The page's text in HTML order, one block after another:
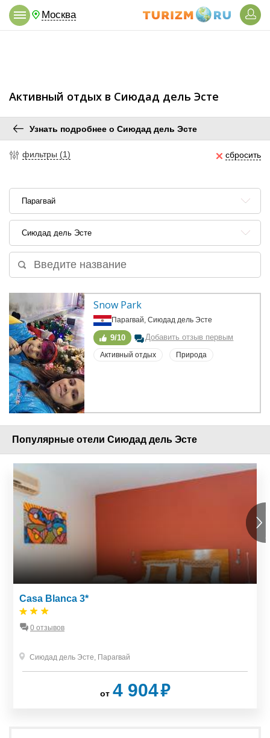
Москва
Активный отдых в Сиюдад дель Эсте
Узнать подробнее о Сиюдад дель Эсте
фильтры (1) сбросить
Парагвай
Сиюдад дель Эсте
Snow Park
Парагвай, Сиюдад дель Эсте
9/10 Добавить отзыв первым
Активный отдых Природа
Популярные отели Сиюдад дель Эсте
Casa Blanca 3*
0 отзывов
Сиюдад дель Эсте, Парагвай
от 4 904₽